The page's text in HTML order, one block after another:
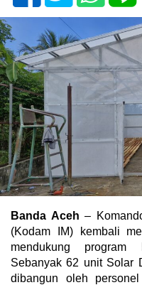
Banda Aceh –
(Kodam IM) kembali
mendukung program
Sebanyak 62 unit Solar
dibangun oleh